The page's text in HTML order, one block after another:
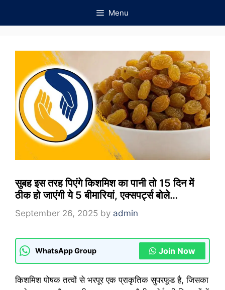
Menu
सुबह इस तरह पिएंगे किशमिश का पानी तो 15 दिन में
ठीक हो जाएंगी ये 5 बीमारियां, एक्सपर्ट्स बोले…
September 26, 2025 by admin
WhatsApp Group Join Now
किशमिश पोषक तत्वों से भरपूर एक प्राकृतिक सुपरफूड है, जिसका